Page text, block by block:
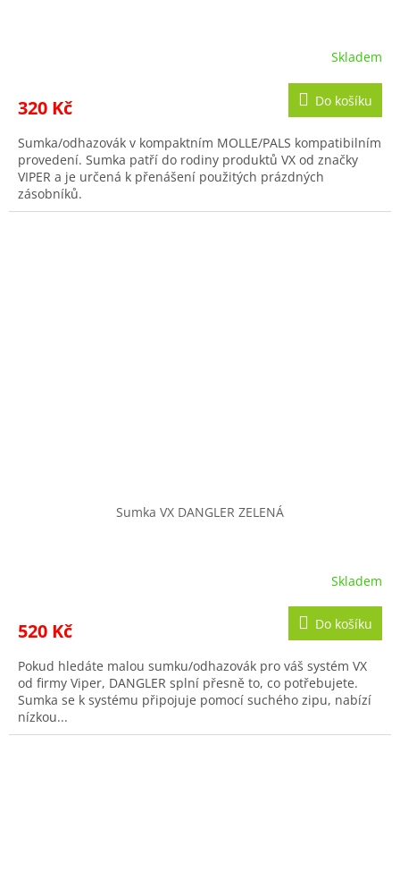
Skladem
320 Kč Do košíku
Sumka/odhazovák v kompaktním MOLLE/PALS kompatibilním
provedení. Sumka patří do rodiny produktů VX od značky
VIPER a je určená k přenášení použitých prázdných
zásobníků.
Sumka VX DANGLER ZELENÁ
Skladem
520 Kč Do košíku
Pokud hledáte malou sumku/odhazovák pro váš systém VX
od firmy Viper, DANGLER splní přesně to, co potřebujete.
Sumka se k systému připojuje pomocí suchého zipu, nabízí
nízkou...